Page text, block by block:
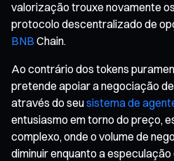
valorização trouxe novamente
protocolo descentralizado de
BNB Chain.
Ao contrário dos tokens
pretende apoiar a negociação
através do seusistema de
entusiasmo em torno do preço,
complexo, onde o volume de
diminuir enquanto a